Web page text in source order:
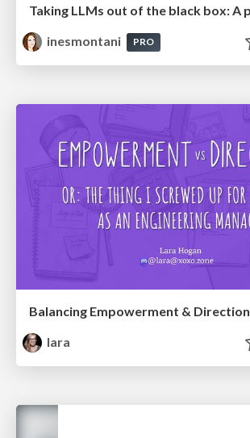
inesmontani
PRO
Balancing Empowerment & Direction
lara